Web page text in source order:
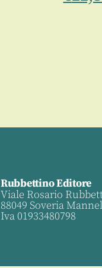
Rubbettino Editore
Viale Rosario
88049 Soveria
Iva 01933480798